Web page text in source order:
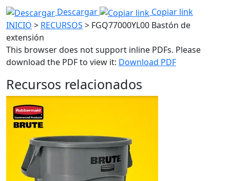
Descargar
Copiar link
INICIO > RECURSOS > FGQ77000YL00 Bastón de
extensión
This browser does not support inline PDFs. Please
download the PDF to view it: Download PDF
Recursos relacionados